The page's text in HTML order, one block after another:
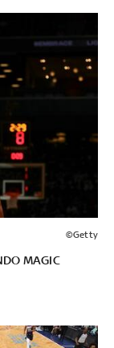
©Getty
MAGIC